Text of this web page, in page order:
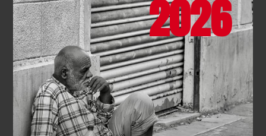
SOLIDARITÉ- 21.07.2026
La maraude pédestre de Clichy
fête son premier anniversaire !
EN SAVOIR PLUS
2026